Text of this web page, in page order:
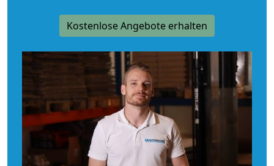
Kostenlose Angebote erhalten